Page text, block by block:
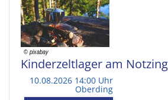
Kinderzeltlager am
10.08.2026 14:00 Uhr
Oberding